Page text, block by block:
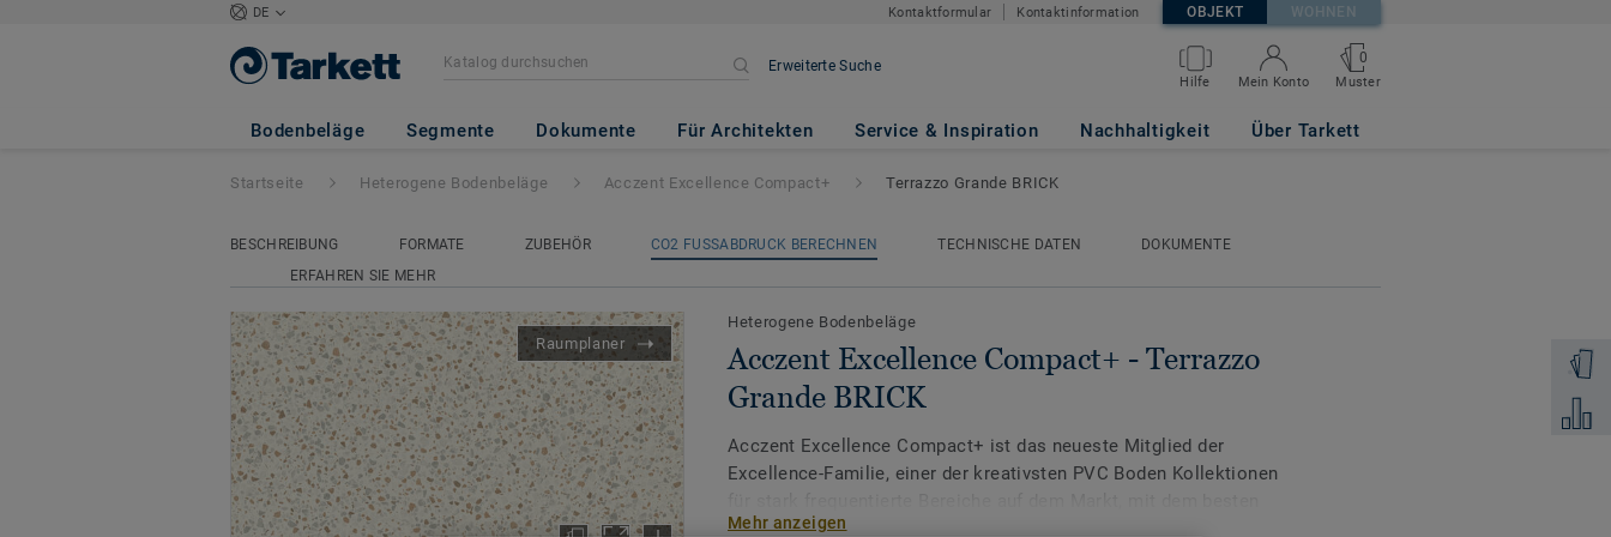
DE Kontaktformular Kontaktinformation OBJEKT WOHNEN
Erweiterte Suche
Hilfe Mein Konto
0
Muster
Bodenbeläge Segmente Dokumente Für Architekten Service & Inspiration Nachhaltigkeit Über Tarkett
Acczent Excellence Compact+ - Terrazzo Grande BRICK
Zum
Startseite Heterogene Bodenbeläge Acczent Excellence Compact+ Terrazzo Grande BRICK
BESCHREIBUNG FORMATE ZUBEHÖR CO2 FUSSABDRUCK BERECHNEN TECHNISCHE DATEN
DOKUMENTE
ERFAHREN SIE MEHR
Raumplaner
Heterogene Bodenbeläge
Acczent Excellence Compact+ - Terrazzo
Grande BRICK
Acczent Excellence Compact+ ist das neueste Mitglied der
Excellence-Familie, einer der kreativsten PVC Boden Kollektionen
Verhältnis von Trittschall- und Druckfestigkeit.
Mehr anzeigen